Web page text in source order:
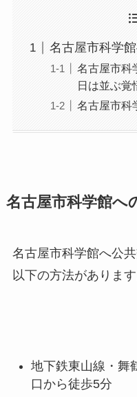
名古屋市科学
名古屋市
日は並ぶ覚
名古屋市科
名古屋市科学館へ
名古屋市科学館へ公
以下の方法があります
地下鉄東山線・舞
口から徒歩5分